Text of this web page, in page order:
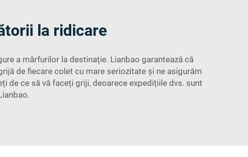
la ridicare
a mărfurilor la destinație. Lianbao garantează că
de fiecare colet cu mare seriozitate și ne asigurăm
de ce să vă faceți griji, deoarece expedițiile dvs. sunt